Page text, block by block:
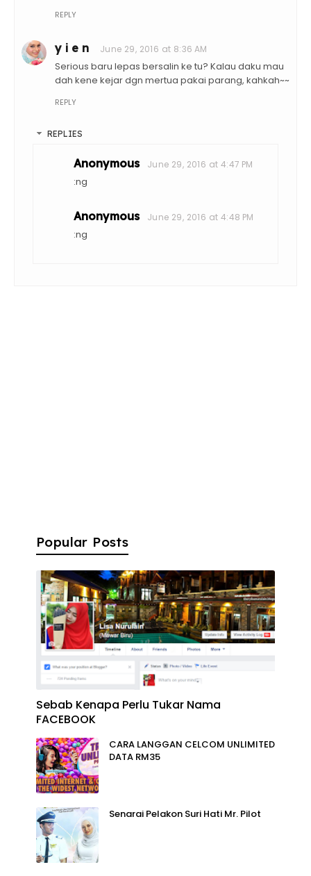
REPLY
y i e n June 29, 2016 at 8:36 AM
Serious baru lepas bersalin ke tu? Kalau daku mau
dah kene kejar dgn mertua pakai parang, kahkah~~
REPLY
REPLIES
Anonymous June 29, 2016 at 4:47 PM
:ng
Anonymous June 29, 2016 at 4:48 PM
:ng
Popular Posts
Sebab Kenapa Perlu Tukar Nama
FACEBOOK
CARA LANGGAN CELCOM UNLIMITED
DATA RM35
Senarai Pelakon Suri Hati Mr. Pilot